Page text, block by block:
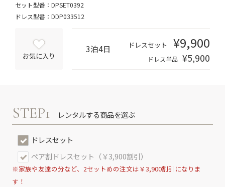
セット型番：DPSET0392
ドレス型番：DDP033512
お気に入り
3泊4日 ドレスセット ¥9,900
ドレス単品 ¥5,900
STEP1 レンタルする商品を選ぶ
ドレスセット
ペア割ドレスセット（￥3,900割引）
※家族や友達の分など、2セットめの注文は￥3,900割引になりま
す！